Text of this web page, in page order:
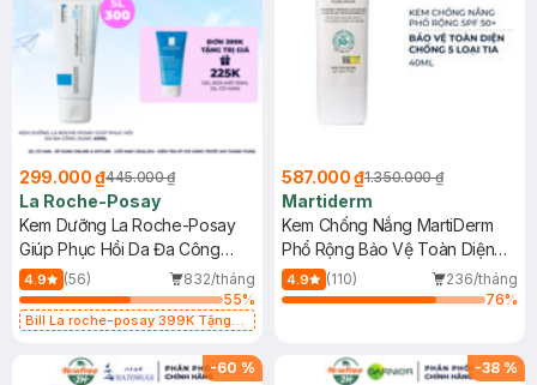
299.000 ₫445.000 ₫
La Roche-Posay
Kem Dưỡng La Roche-Posay
Giúp Phục Hồi Da Đa Công
Dụng 40ml
4.9 (56)
832/tháng
55%
Bill La roche-posay 399K Tặng
(SL có hạn)
587.000 ₫1.350.000 ₫
Martiderm
Kem Chống Nắng MartiDerm
Phổ Rộng Bảo Vệ Toàn Diện
40ml
4.9 (110)
236/tháng
76%
-60 % -38 %